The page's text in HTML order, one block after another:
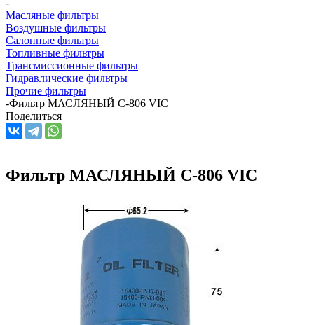
Масляные фильтры
Воздушные фильтры
Салонные фильтры
Топливные фильтры
Трансмиссионные фильтры
Гидравлические фильтры
Прочие фильтры
-Фильтр МАСЛЯНЫЙ C-806 VIC
Поделиться
Фильтр МАСЛЯНЫЙ C-806 VIC